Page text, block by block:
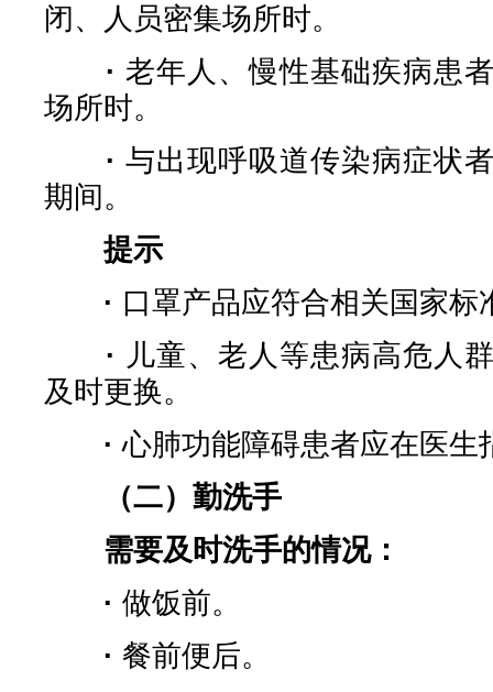
闭、人员密集场所时。
· 老年人、慢性基础疾病患
场所时。
· 与出现呼吸道传染病症状
期间。
提示
· 口罩产品应符合相关国家标
· 儿童、老人等患病高危人
及时更换。
·心肺功能障碍患者应在医生
（二）勤洗手
需要及时洗手的情况：
· 做饭前。
· 餐前便后。